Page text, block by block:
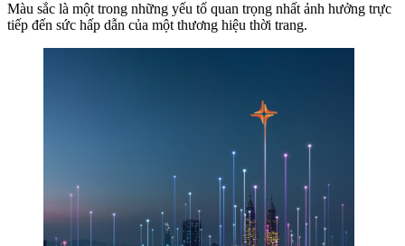
Màu sắc là một trong những yếu tố quan trọng nhất ảnh hưởng trực
tiếp đến sức hấp dẫn của một thương hiệu thời trang.